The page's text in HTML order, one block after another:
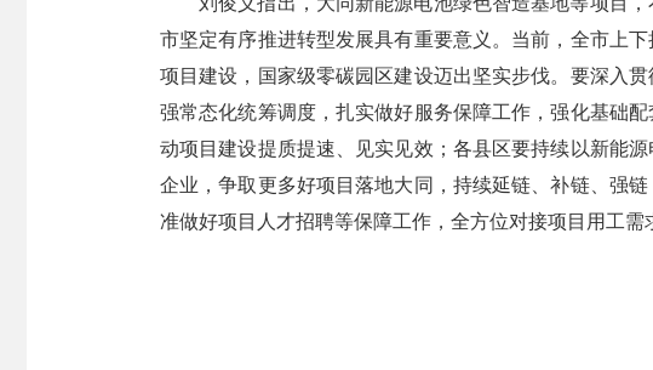
市坚定有序推进转型发展具有重要意义。当前，全市上
项目建设，国家级零碳园区建设迈出坚实步伐。要深入
强常态化统筹调度，扎实做好服务保障工作，强化基础
动项目建设提质提速、见实见效；各县区要持续以新能
企业，争取更多好项目落地大同，持续延链、补链、强
准做好项目人才招聘等保障工作，全方位对接项目用工需